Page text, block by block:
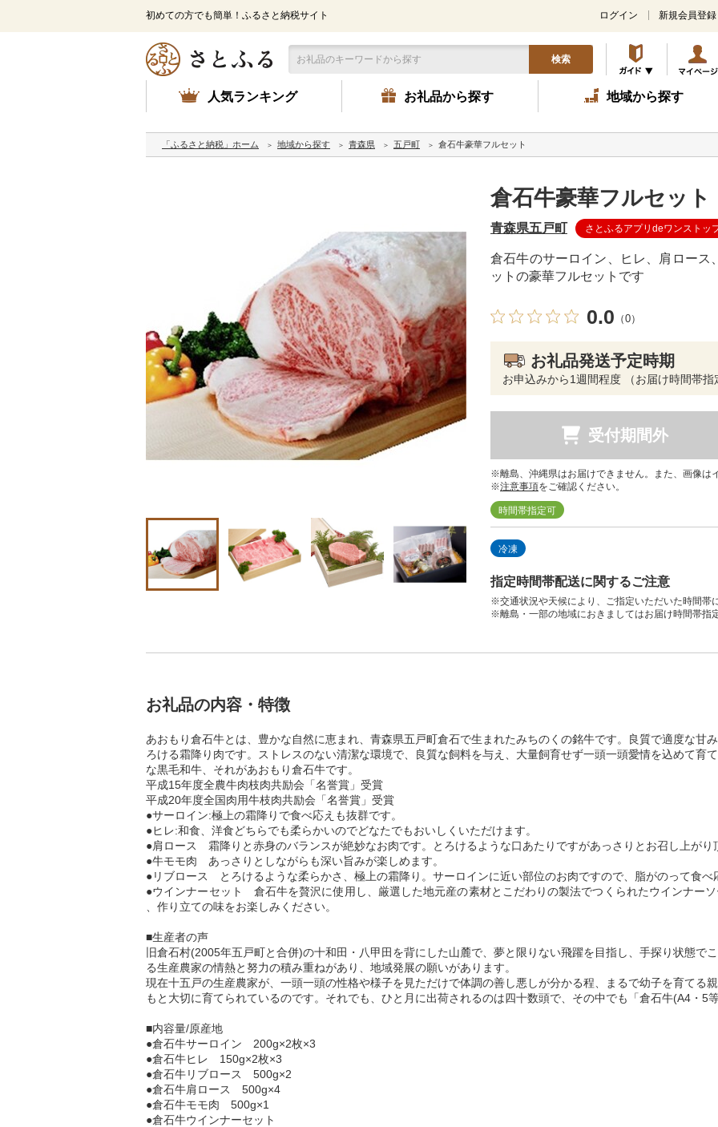
初めての方でも簡単！ふるさと納税サイト ログイン 新規会員登録
検索
人気ランキング お礼品から探す 地域から探す
「ふるさと納税」ホーム 地域から探す 青森県 五戸町 倉石牛豪華フルセット
倉石牛豪華フルセット
青森県五戸町 さとふるアプリdeワンストッ
倉石牛のサーロイン、ヒレ、肩ロース
ットの豪華フルセットです
0.0 （0）
お礼品発送予定時期
お申込みから1週間程度 （お届け時間帯指
受付期間外
※離島、沖縄県はお届けできません。また、画像は
※注意事項をご確認ください。
時間帯指定可
冷凍
指定時間帯配送に関するご注意
※交通状況や天候により、ご指定いただいた時間帯
※離島・一部の地域におきましてはお届け時間帯指
お礼品の内容・特徴
あおもり倉石牛とは、豊かな自然に恵まれ、青森県五戸町倉石で生まれたみちのくの銘牛です。良質で適度な甘
ろける霜降り肉です。ストレスのない清潔な環境で、良質な飼料を与え、大量飼育せず一頭一頭愛情を込めて育
な黒毛和牛、それがあおもり倉石牛です。
平成15年度全農牛肉枝肉共励会「名誉賞」受賞
平成20年度全国肉用牛枝肉共励会「名誉賞」受賞
●サーロイン:極上の霜降りで食べ応えも抜群です。
●ヒレ:和食、洋食どちらでも柔らかいのでどなたでもおいしくいただけます。
●肩ロース 霜降りと赤身のバランスが絶妙なお肉です。とろけるような口あたりですがあっさりとお召し上がり
●牛モモ肉 あっさりとしながらも深い旨みが楽しめます。
●リブロース とろけるような柔らかさ、極上の霜降り。サーロインに近い部位のお肉ですので、脂がのって食べ
●ウインナーセット 倉石牛を贅沢に使用し、厳選した地元産の素材とこだわりの製法でつくられたウインナー
、作り立ての味をお楽しみください。
■生産者の声
旧倉石村(2005年五戸町と合併)の十和田・八甲田を背にした山麓で、夢と限りない飛躍を目指し、手探り状態で
る生産農家の情熱と努力の積み重ねがあり、地域発展の願いがあります。
現在十五戸の生産農家が、一頭一頭の性格や様子を見ただけで体調の善し悪しが分かる程、まるで幼子を育てる
もと大切に育てられているのです。それでも、ひと月に出荷されるのは四十数頭で、その中でも「倉石牛(A4・5
■内容量/原産地
●倉石牛サーロイン 200g×2枚×3
●倉石牛ヒレ 150g×2枚×3
●倉石牛リブロース 500g×2
●倉石牛肩ロース 500g×4
●倉石牛モモ肉 500g×1
●倉石牛ウインナーセット